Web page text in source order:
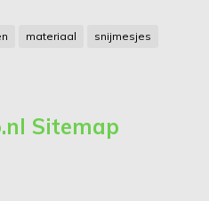
materiaal
snijmesjes
Sitemap